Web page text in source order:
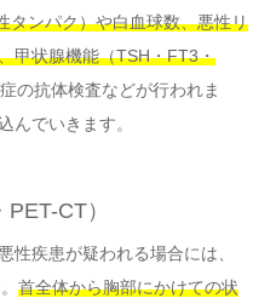
タンパク）や白血球数、悪性リ
甲状腺機能（TSH・FT3・
の抗体検査などが行われま
んでいきます。
CT）
性疾患が疑われる場合には、
首全体から胸部にかけての状